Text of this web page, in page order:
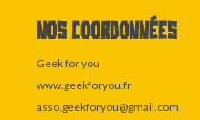
Nos coordonnées
Geek for you
www.geekforyou.fr
asso.geekforyou@gmail.com